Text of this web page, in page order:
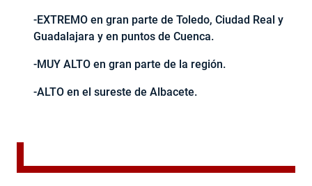
-EXTREMO en gran parte de Toledo, Ciudad Real y
Guadalajara y en puntos de Cuenca.
-MUY ALTO en gran parte de la región.
-ALTO en el sureste de Albacete.